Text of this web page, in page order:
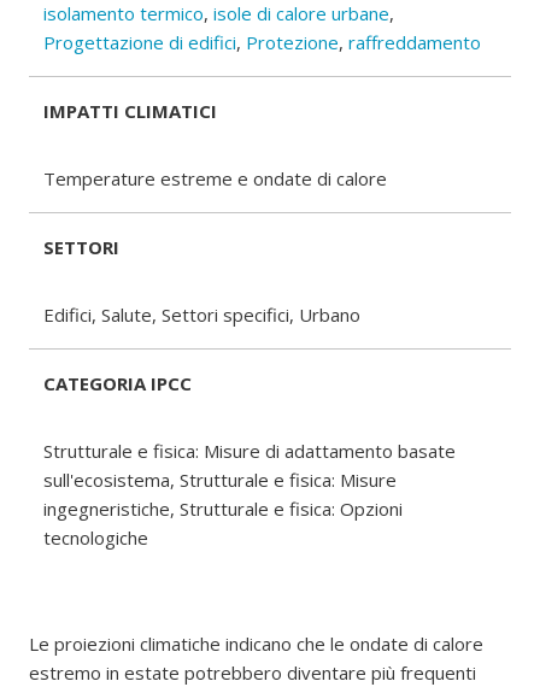
isolamento termico, isole di calore urbane,
Progettazione di edifici, Protezione, raffreddamento
IMPATTI CLIMATICI
Temperature estreme e ondate di calore
SETTORI
Edifici, Salute, Settori specifici, Urbano
CATEGORIA IPCC
Strutturale e fisica: Misure di adattamento basate
sull'ecosistema, Strutturale e fisica: Misure
ingegneristiche, Strutturale e fisica: Opzioni
tecnologiche
Le proiezioni climatiche indicano che le ondate di calore
estremo in estate potrebbero diventare più frequenti